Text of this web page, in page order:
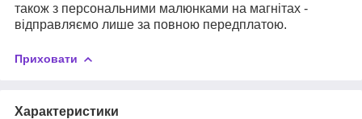
також з персональними малюнками на магнітах -
відправляємо лише за повною передплатою.
Приховати
Характеристики